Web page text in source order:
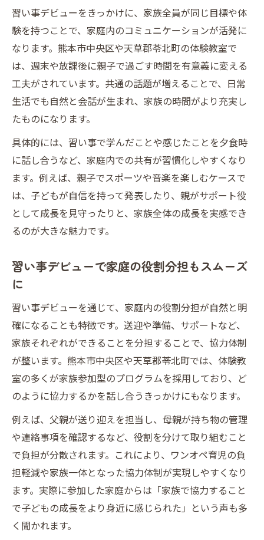
習い事デビューをきっかけに、家族全員が同じ目標や体
験を持つことで、家庭内のコミュニケーションが活発に
なります。熊本市中央区や天草郡苓北町の体験教室で
は、週末や放課後に親子で過ごす時間を有意義に変える
工夫がされています。共通の話題が増えることで、日常
生活でも自然と会話が生まれ、家族の時間がより充実し
たものになります。
具体的には、習い事で学んだことや感じたことを夕食時
に話し合うなど、家庭内での共有が習慣化しやすくなり
ます。例えば、親子でスポーツや音楽を楽しむケースで
は、子どもが自信を持って発表したり、親がサポート役
として成長を見守ったりと、家族全体の成長を実感でき
るのが大きな魅力です。
習い事デビューで家庭の役割分担もスムーズ
に
習い事デビューを通じて、家庭内の役割分担が自然と明
確になることも特徴です。送迎や準備、サポートなど、
家族それぞれができることを分担することで、協力体制
が整います。熊本市中央区や天草郡苓北町では、体験教
室の多くが家族参加型のプログラムを採用しており、ど
のように協力するかを話し合うきっかけにもなります。
例えば、父親が送り迎えを担当し、母親が持ち物の管理
や連絡事項を確認するなど、役割を分けて取り組むこと
で負担が分散されます。これにより、ワンオペ育児の負
担軽減や家族一体となった協力体制が実現しやすくなり
ます。実際に参加した家庭からは「家族で協力すること
で子どもの成長をより身近に感じられた」という声も多
く聞かれます。